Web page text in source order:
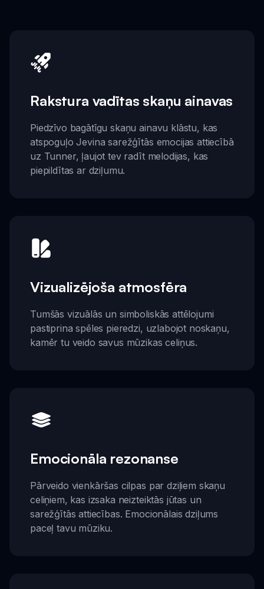
Rakstura vadītas skaņu ainavas
Piedzīvo bagātīgu skaņu ainavu klāstu, kas
atspoguļo Jevina sarežģītās emocijas attiecībā
uz Tunner, ļaujot tev radīt melodijas, kas
piepildītas ar dziļumu.
Vizualizējoša atmosfēra
Tumšās vizuālās un simboliskās attēlojumi
pastiprina spēles pieredzi, uzlabojot noskaņu,
kamēr tu veido savus mūzikas celiņus.
Emocionāla rezonanse
Pārveido vienkāršas cilpas par dziļiem skaņu
celiņiem, kas izsaka neizteiktās jūtas un
sarežģītās attiecības. Emocionālais dziļums
paceļ tavu mūziku.